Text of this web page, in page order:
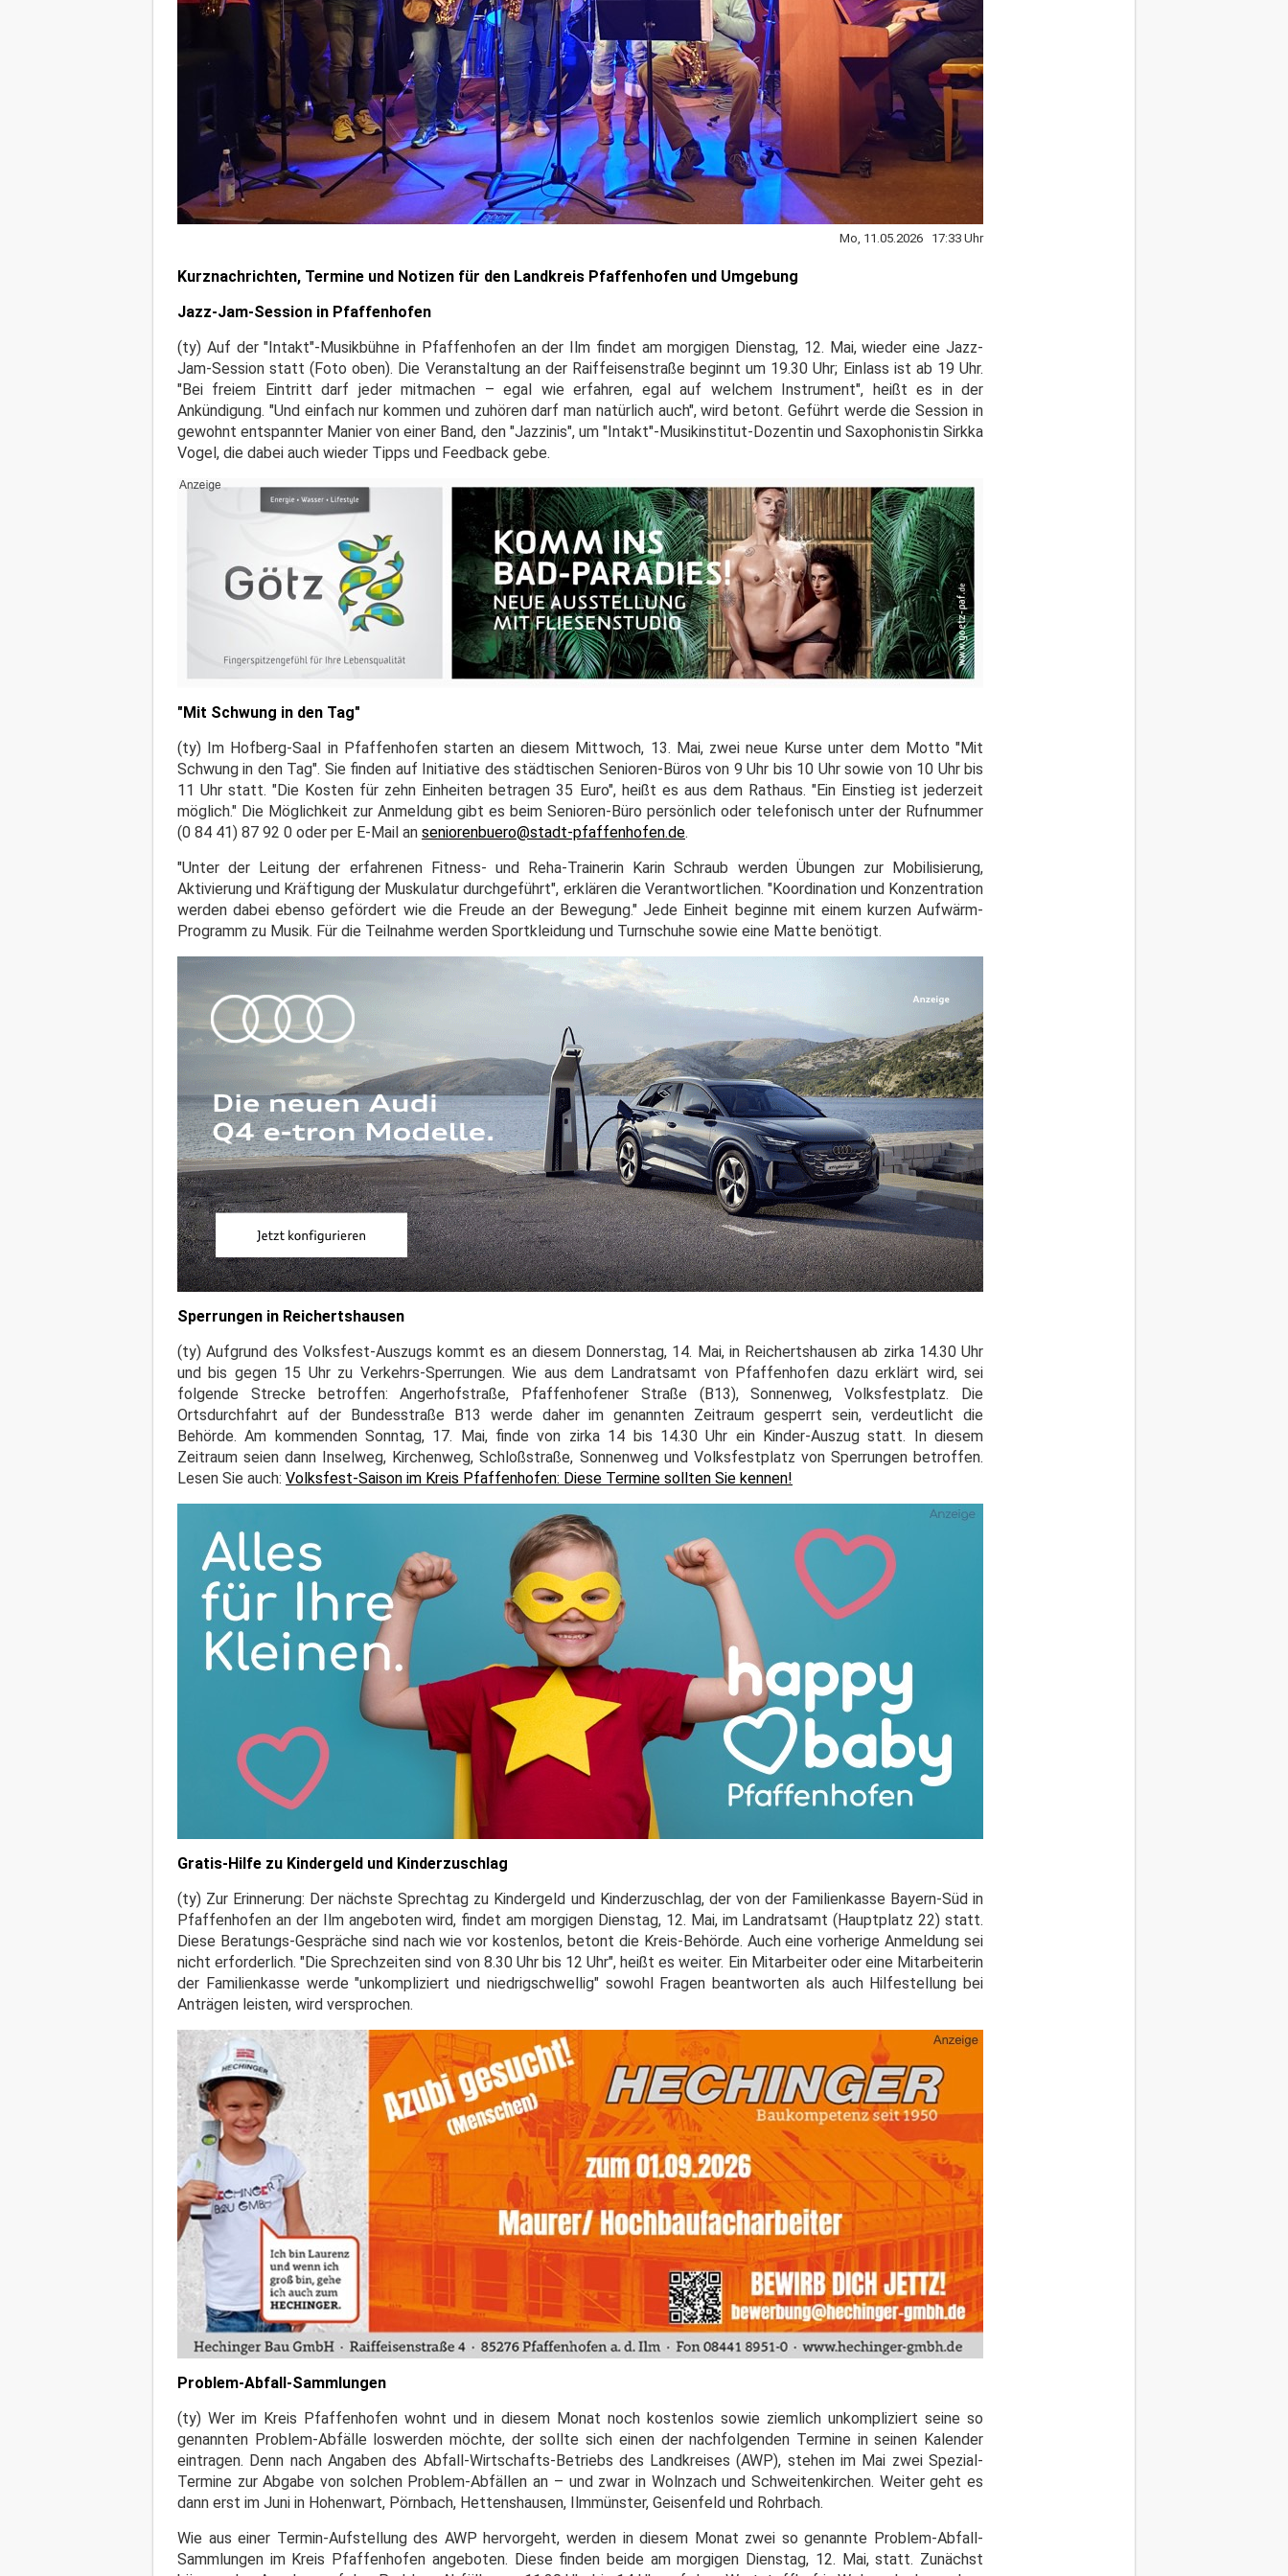
Mo, 11.05.2026 17:33 Uhr
Kurznachrichten, Termine und Notizen für den Landkreis Pfaffenhofen und Umgebung
Jazz-Jam-Session in Pfaffenhofen
(ty) Auf der "Intakt"-Musikbühne in Pfaffenhofen an der Ilm findet am morgigen Dienstag, 12. Mai, wieder eine Jazz-
Jam-Session statt (Foto oben). Die Veranstaltung an der Raiffeisenstraße beginnt um 19.30 Uhr; Einlass ist ab 19 Uhr.
"Bei freiem Eintritt darf jeder mitmachen – egal wie erfahren, egal auf welchem Instrument", heißt es in der
Ankündigung. "Und einfach nur kommen und zuhören darf man natürlich auch", wird betont. Geführt werde die Session in
gewohnt entspannter Manier von einer Band, den "Jazzinis", um "Intakt"-Musikinstitut-Dozentin und Saxophonistin Sirkka
Vogel, die dabei auch wieder Tipps und Feedback gebe.
"Mit Schwung in den Tag"
(ty) Im Hofberg-Saal in Pfaffenhofen starten an diesem Mittwoch, 13. Mai, zwei neue Kurse unter dem Motto "Mit
Schwung in den Tag". Sie finden auf Initiative des städtischen Senioren-Büros von 9 Uhr bis 10 Uhr sowie von 10 Uhr bis
11 Uhr statt. "Die Kosten für zehn Einheiten betragen 35 Euro", heißt es aus dem Rathaus. "Ein Einstieg ist jederzeit
möglich." Die Möglichkeit zur Anmeldung gibt es beim Senioren-Büro persönlich oder telefonisch unter der Rufnummer
(0 84 41) 87 92 0 oder per E-Mail an seniorenbuero@stadt-pfaffenhofen.de.
"Unter der Leitung der erfahrenen Fitness- und Reha-Trainerin Karin Schraub werden Übungen zur Mobilisierung,
Aktivierung und Kräftigung der Muskulatur durchgeführt", erklären die Verantwortlichen. "Koordination und Konzentration
werden dabei ebenso gefördert wie die Freude an der Bewegung." Jede Einheit beginne mit einem kurzen Aufwärm-
Programm zu Musik. Für die Teilnahme werden Sportkleidung und Turnschuhe sowie eine Matte benötigt.
Sperrungen in Reichertshausen
(ty) Aufgrund des Volksfest-Auszugs kommt es an diesem Donnerstag, 14. Mai, in Reichertshausen ab zirka 14.30 Uhr
und bis gegen 15 Uhr zu Verkehrs-Sperrungen. Wie aus dem Landratsamt von Pfaffenhofen dazu erklärt wird, sei
folgende Strecke betroffen: Angerhofstraße, Pfaffenhofener Straße (B13), Sonnenweg, Volksfestplatz. Die
Ortsdurchfahrt auf der Bundesstraße B13 werde daher im genannten Zeitraum gesperrt sein, verdeutlicht die
Behörde. Am kommenden Sonntag, 17. Mai, finde von zirka 14 bis 14.30 Uhr ein Kinder-Auszug statt. In diesem
Zeitraum seien dann Inselweg, Kirchenweg, Schloßstraße, Sonnenweg und Volksfestplatz von Sperrungen betroffen.
Lesen Sie auch: Volksfest-Saison im Kreis Pfaffenhofen: Diese Termine sollten Sie kennen!
Gratis-Hilfe zu Kindergeld und Kinderzuschlag
(ty) Zur Erinnerung: Der nächste Sprechtag zu Kindergeld und Kinderzuschlag, der von der Familienkasse Bayern-Süd in
Pfaffenhofen an der Ilm angeboten wird, findet am morgigen Dienstag, 12. Mai, im Landratsamt (Hauptplatz 22) statt.
Diese Beratungs-Gespräche sind nach wie vor kostenlos, betont die Kreis-Behörde. Auch eine vorherige Anmeldung sei
nicht erforderlich. "Die Sprechzeiten sind von 8.30 Uhr bis 12 Uhr", heißt es weiter. Ein Mitarbeiter oder eine Mitarbeiterin
der Familienkasse werde "unkompliziert und niedrigschwellig" sowohl Fragen beantworten als auch Hilfestellung bei
Anträgen leisten, wird versprochen.
Problem-Abfall-Sammlungen
(ty) Wer im Kreis Pfaffenhofen wohnt und in diesem Monat noch kostenlos sowie ziemlich unkompliziert seine so
genannten Problem-Abfälle loswerden möchte, der sollte sich einen der nachfolgenden Termine in seinen Kalender
eintragen. Denn nach Angaben des Abfall-Wirtschafts-Betriebs des Landkreises (AWP), stehen im Mai zwei Spezial-
Termine zur Abgabe von solchen Problem-Abfällen an – und zwar in Wolnzach und Schweitenkirchen. Weiter geht es
dann erst im Juni in Hohenwart, Pörnbach, Hettenshausen, Ilmmünster, Geisenfeld und Rohrbach.
Wie aus einer Termin-Aufstellung des AWP hervorgeht, werden in diesem Monat zwei so genannte Problem-Abfall-
Sammlungen im Kreis Pfaffenhofen angeboten. Diese finden beide am morgigen Dienstag, 12. Mai, statt. Zunächst